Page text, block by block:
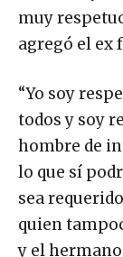
muy
agregó el
“Yo soy
todos y soy
hombre de
lo que sí
sea
quien
y el